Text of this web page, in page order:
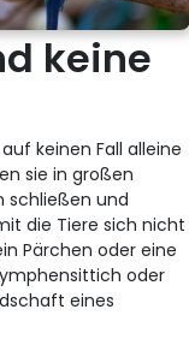
keine
keinen Fall alleine
sie in großen
schließen und
die Tiere sich nicht
Pärchen oder eine
oder
eines